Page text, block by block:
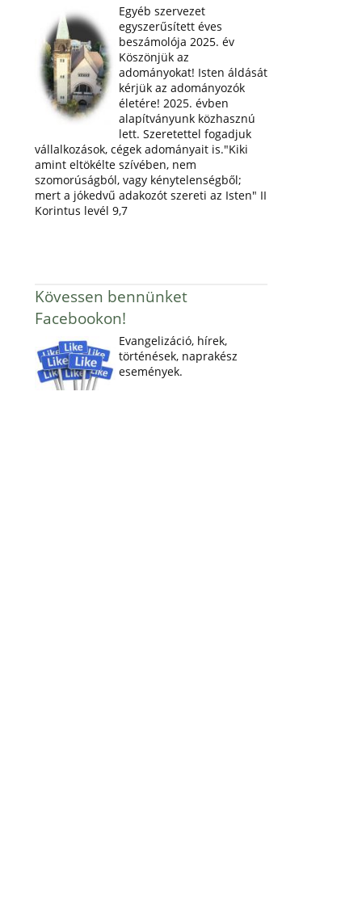
Egyéb szervezet
egyszerűsített éves
beszámolója 2025. év
Köszönjük az
adományokat! Isten áldását
kérjük az adományozók
életére! 2025. évben
alapítványunk közhasznú
lett. Szeretettel fogadjuk
vállalkozások, cégek adományait is."Kiki
amint eltökélte szívében, nem
szomorúságból, vagy kénytelenségből;
mert a jókedvű adakozót szereti az Isten" II
Korintus levél 9,7
Kövessen bennünket
Facebookon!
Evangelizáció, hírek,
történések, naprakész
események.